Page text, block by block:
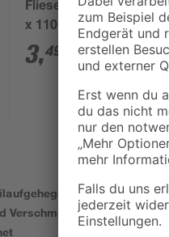
Fliesenschwamm 165
x 110 x 65 mm
3,49
Art. 6250 und 6253
Verschmutzungen